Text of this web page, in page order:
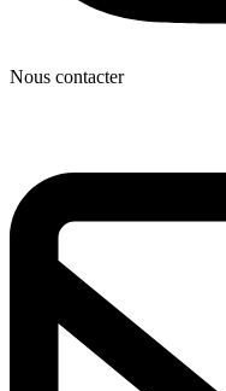
Nous contacter